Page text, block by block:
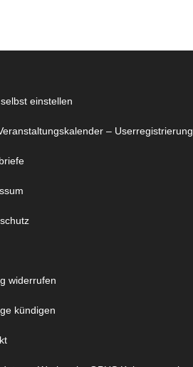
einstellen
– Userregistrierung
widerrufen
kündigen